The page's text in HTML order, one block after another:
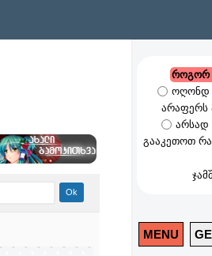
როგორ
ოღონდ
არაფერს
არსად
გააკეთოთ
MENU